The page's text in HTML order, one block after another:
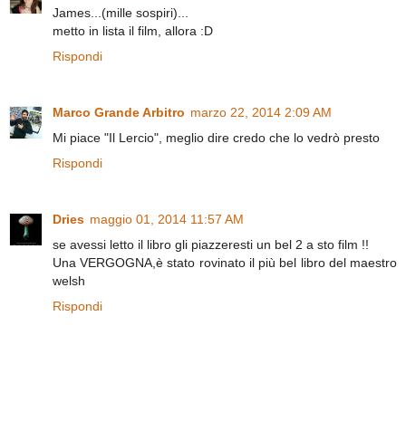
James...(mille sospiri)...
metto in lista il film, allora :D
Rispondi
Marco Grande Arbitro marzo 22, 2014 2:09 AM
Mi piace "Il Lercio", meglio dire credo che lo vedrò presto
Rispondi
Dries maggio 01, 2014 11:57 AM
se avessi letto il libro gli piazzeresti un bel 2 a sto film !!
Una VERGOGNA,è stato rovinato il più bel libro del maestro
welsh
Rispondi